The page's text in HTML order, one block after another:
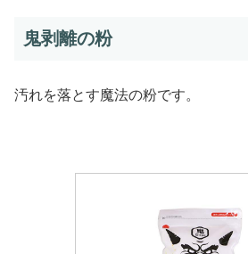
鬼剥離の粉
汚れを落とす魔法の粉です。